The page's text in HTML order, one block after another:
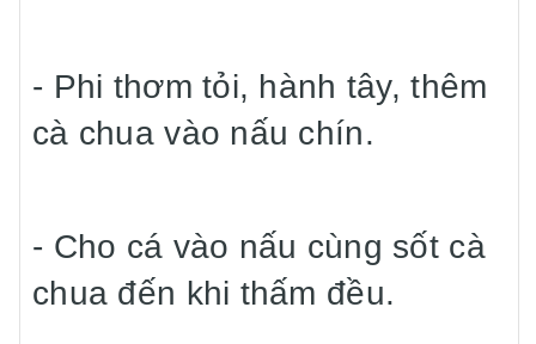
- Phi thơm tỏi, hành tây, thêm
cà chua vào nấu chín.
- Cho cá vào nấu cùng sốt cà
chua đến khi thấm đều.